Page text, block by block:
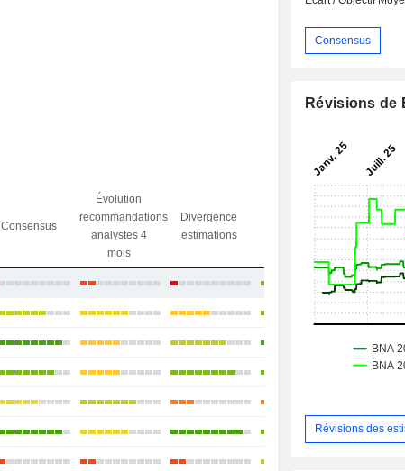
Consensus
Évolution
recommandations
analystes 4
mois
Divergence
estimations
Divergence
objectif
analystes
Ecart obj.
/ dr
+9,5%
+4,12%
+8,73%
+15,68%
+22,23%
Consensus
Révisions de
Révisions des